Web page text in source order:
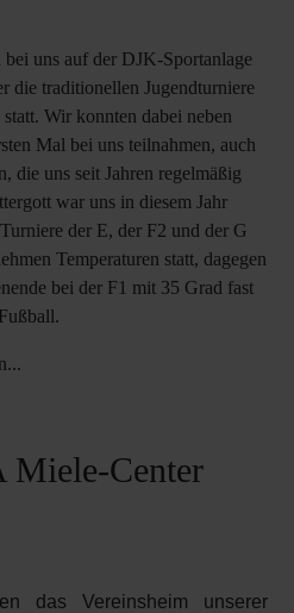
uns auf der DJK-Sportanlage
die traditionellen Jugendturniere
Wir konnten dabei neben
Mal bei uns teilnahmen, auch
die uns seit Jahren regelmäßig
war uns in diesem Jahr
der E, der F2 und der G
Temperaturen statt, dagegen
bei der F1 mit 35 Grad fast
Miele-Center
das Vereinsheim unserer